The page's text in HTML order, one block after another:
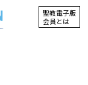
聖教電子版
会員とは